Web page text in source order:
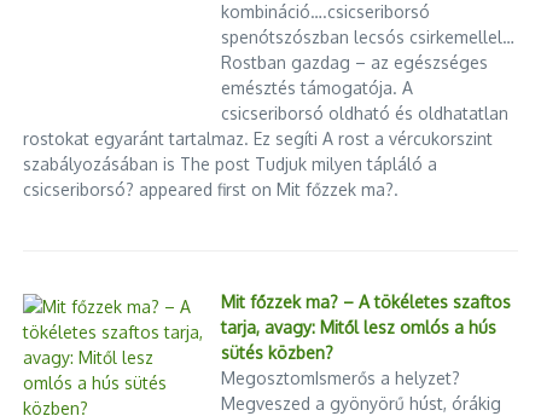
Életútját felidézve elmondta: Kozma Imre 1940. június 4-én
született a szigetközi Győrzámolyban. Egyéves korában
elvesztette édesapját, így nagyapja „lábainál nőtt fel
rengeteget tanulva tőle a világ egyszerű, de örökérvényű
igazságairól.
1958-ban, az ’56-ot követő legsúlyosabb megtorlások idején
Pappá szentelése után Dorogon lett káplán, majd rövid
zugligeti kitérő után a pesti ferenceseknél építette fel híres és
a hatalom szemében félelmetes, egyetemistákból szerveződő
közösségét.
kombináció….csicseriborsó
spenótszószban lecsós csirkemellel…
Rostban gazdag – az egészséges
emésztés támogatója. A
csicseriborsó oldható és oldhatatlan
rostokat egyaránt tartalmaz. Ez segíti A rost a vércukorszint
szabályozásában is The post Tudjuk milyen tápláló a
csicseriborsó? appeared first on Mit főzzek ma?.
Mit főzzek ma? – A tökéletes szaftos
tarja, avagy: Mitől lesz omlós a hús
sütés közben?
MegosztomIsmerős a helyzet?
Megveszed a gyönyörű húst, órákig